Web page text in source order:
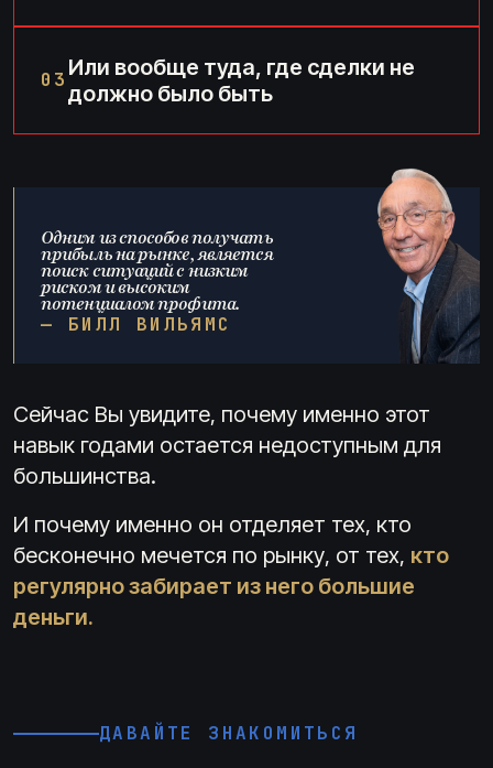
03 Или вообще туда, где сделки не
должно было быть
Одним из способов получать
прибыль на рынке, является
поиск ситуаций с низким
риском и высоким
потенциалом профита.
— БИЛЛ ВИЛЬЯМС
Сейчас Вы увидите, почему именно этот
навык годами остается недоступным для
большинства.
И почему именно он отделяет тех, кто
бесконечно мечется по рынку, от тех, кто
регулярно забирает из него большие
деньги.
ДАВАЙТЕ ЗНАКОМИТЬСЯ